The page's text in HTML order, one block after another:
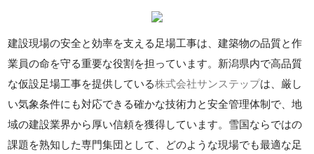
建設現場の安全と効率を支える足場工事は、建築物の品質と作
業員の命を守る重要な役割を担っています。新潟県内で高品質
な仮設足場工事を提供している株式会社サンステップは、厳し
い気象条件にも対応できる確かな技術力と安全管理体制で、地
域の建設業界から厚い信頼を獲得しています。雪国ならではの
課題を熟知した専門集団として、どのような現場でも最適な足